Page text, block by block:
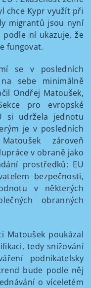
chce Kypr využít při
migrantů jsou nyní
podle ní ukazuje, že
fungovat.
se v posledních
sebe minimálně
Ondřej Matoušek,
pro evropské
si udržela jednotu
je v posledních
zároveň
v obraně jako
prostředků: EU
bezpečnosti,
v některých
obranných
Matoušek poukázal
tedy snižování
podnikatelsky
bude podle něj
o víceletém